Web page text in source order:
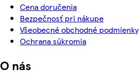
Cena doručenia
Bezpečnosť pri nákupe
Všeobecné obchodné podmienky
Ochrana súkromia
O nás